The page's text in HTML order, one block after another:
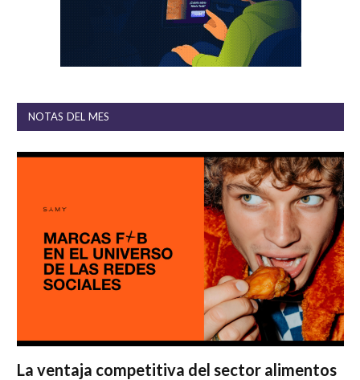
NOTAS DEL MES
La ventaja competitiva del sector alimentos